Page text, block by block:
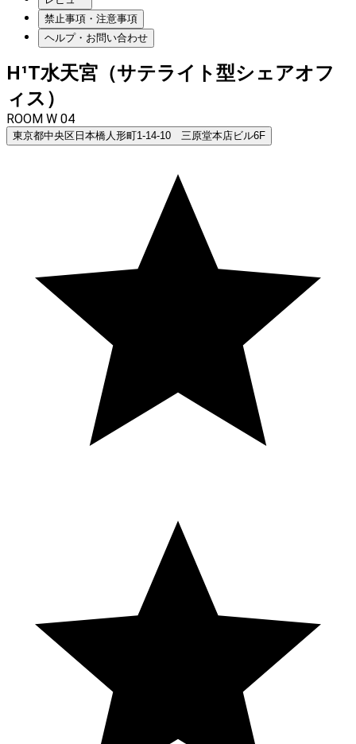
禁止事項・注意事項
ヘルプ・お問い合わせ
H¹T水天宮（サテライト型シェアオフ
ィス）
ROOM W 04
東京都中央区日本橋人形町1-14-10 三原堂本店ビル6F